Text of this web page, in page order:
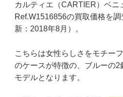
カルティエ（CARTIER）ベニ
Ref.W1516856の買取価格を
新：2018年8月）。
こちらは女性らしさをモチー
のケースが特徴の、ブルーの2
モデルとなります。